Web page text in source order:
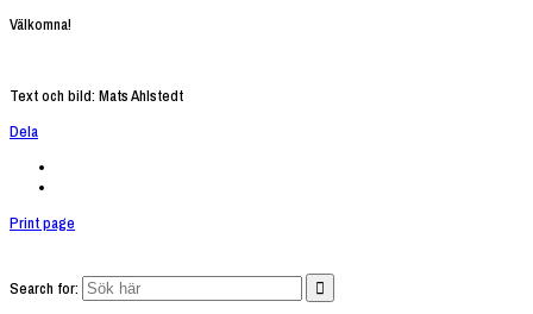
Välkomna!
Text och bild: Mats Ahlstedt
Dela
Print page
Search for: